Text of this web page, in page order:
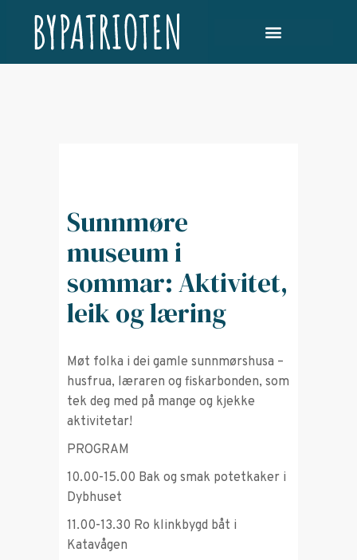
Sunnmøre
museum i
sommar: Aktivitet,
leik og læring
Møt folka i dei gamle sunnmørshusa –
husfrua, læraren og fiskarbonden, som
tek deg med på mange og kjekke
aktivitetar!
PROGRAM
10.00-15.00 Bak og smak potetkaker i
Dybhuset
11.00-13.30 Ro klinkbygd båt i
Katavågen